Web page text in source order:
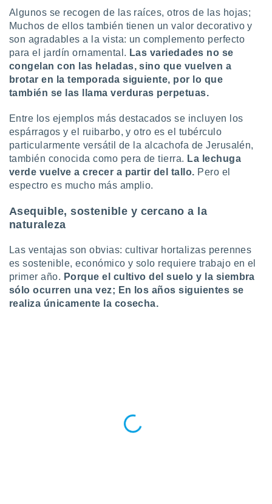
su
u
datos
momento
en
en
de
un
datos
perfiles
utilizar
Algunos se recogen de las raíces, otros de las hojas;
Muchos de ellos también tienen un valor decorativo y
son agradables a la vista: un complemento perfecto
para el jardín ornamental. Las variedades no se
congelan con las heladas, sino que vuelven a
brotar en la temporada siguiente, por lo que
también se las llama verduras perpetuas.
Entre los ejemplos más destacados se incluyen los
espárragos y el ruibarbo, y otro es el tubérculo
particularmente versátil de la alcachofa de Jerusalén,
también conocida como pera de tierra. La lechuga
verde vuelve a crecer a partir del tallo. Pero el
espectro es mucho más amplio.
Asequible, sostenible y cercano a la
naturaleza
Las ventajas son obvias: cultivar hortalizas perennes
es sostenible, económico y solo requiere trabajo en el
primer año. Porque el cultivo del suelo y la siembra
sólo ocurren una vez; En los años siguientes se
realiza únicamente la cosecha.